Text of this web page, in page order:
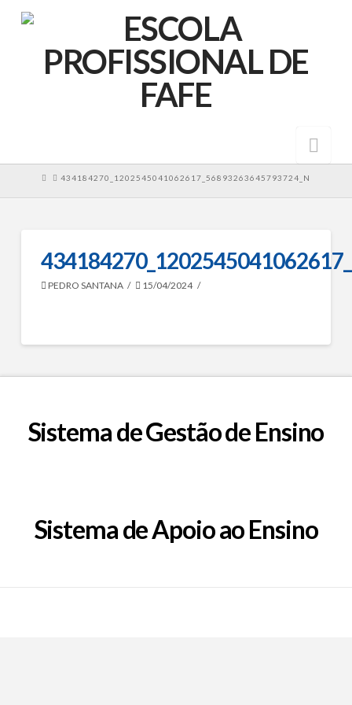
HOME
434184270_1202545041062617_56893263645793724_N
PEDRO SANTANA 15/04/2024
Sistema de Gestão de Ensino
Sistema de Apoio ao Ensino